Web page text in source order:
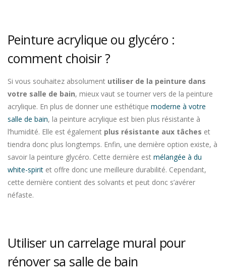
Peinture acrylique ou glycéro :
comment choisir ?
Si vous souhaitez absolument utiliser de la peinture dans
votre salle de bain, mieux vaut se tourner vers de la peinture
acrylique. En plus de donner une esthétique moderne à votre
salle de bain, la peinture acrylique est bien plus résistante à
l’humidité. Elle est également plus résistante aux tâches et
tiendra donc plus longtemps. Enfin, une dernière option existe, à
savoir la peinture glycéro. Cette dernière est mélangée à du
white-spirit et offre donc une meilleure durabilité. Cependant,
cette dernière contient des solvants et peut donc s’avérer
néfaste.
Utiliser un carrelage mural pour
rénover sa salle de bain